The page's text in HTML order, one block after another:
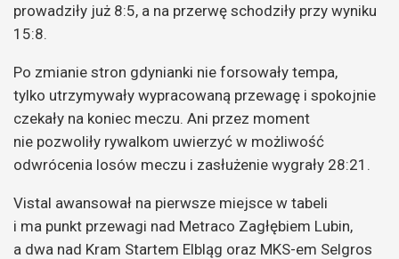
prowadziły już 8:5, a na przerwę schodziły przy wyniku
15:8.
Po zmianie stron gdynianki nie forsowały tempa,
tylko utrzymywały wypracowaną przewagę i spokojnie
czekały na koniec meczu. Ani przez moment
nie pozwoliły rywalkom uwierzyć w możliwość
odwrócenia losów meczu i zasłużenie wygrały 28:21.
Vistal awansował na pierwsze miejsce w tabeli
i ma punkt przewagi nad Metraco Zagłębiem Lubin,
a dwa nad Kram Startem Elbląg oraz MKS-em Selgros